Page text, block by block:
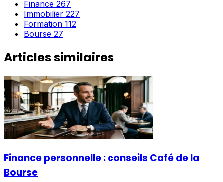
Finance 267
Immobilier 227
Formation 112
Bourse 27
Articles similaires
Finance personnelle : conseils Café de la
Bourse